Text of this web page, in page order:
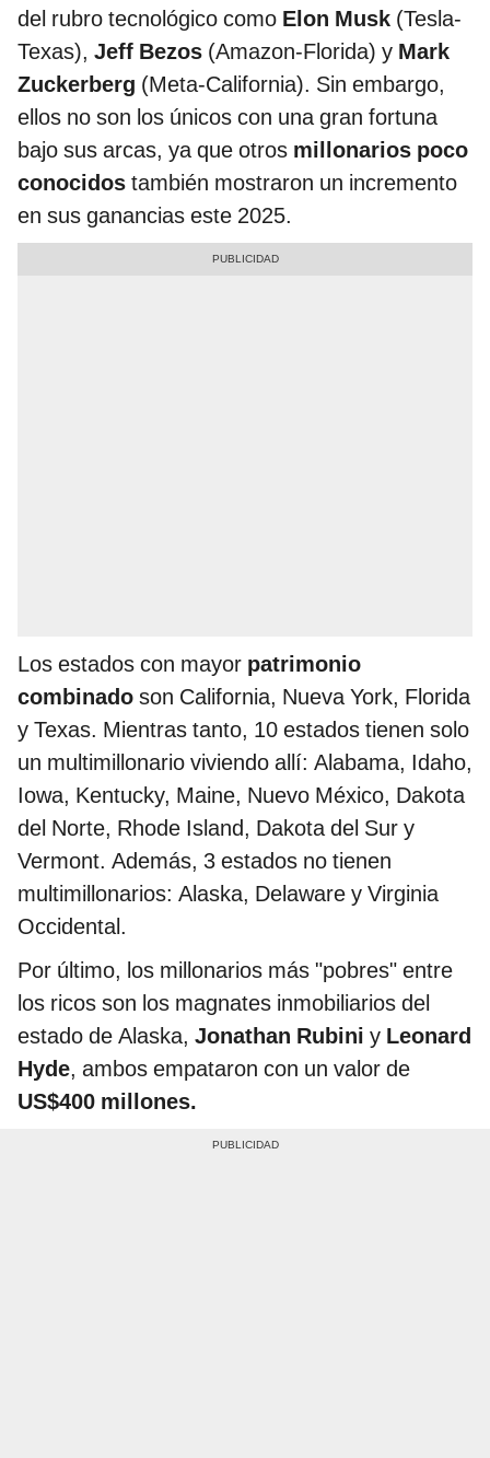
del rubro tecnológico como Elon Musk (Tesla-
Texas), Jeff Bezos (Amazon-Florida) y Mark
Zuckerberg (Meta-California). Sin embargo,
ellos no son los únicos con una gran fortuna
bajo sus arcas, ya que otros millonarios poco
conocidos también mostraron un incremento
en sus ganancias este 2025.
Los estados con mayor patrimonio
combinado son California, Nueva York, Florida
y Texas. Mientras tanto, 10 estados tienen solo
un multimillonario viviendo allí: Alabama, Idaho,
Iowa, Kentucky, Maine, Nuevo México, Dakota
del Norte, Rhode Island, Dakota del Sur y
Vermont. Además, 3 estados no tienen
multimillonarios: Alaska, Delaware y Virginia
Occidental.
Por último, los millonarios más "pobres" entre
los ricos son los magnates inmobiliarios del
estado de Alaska, Jonathan Rubini y Leonard
Hyde, ambos empataron con un valor de
US$400 millones.